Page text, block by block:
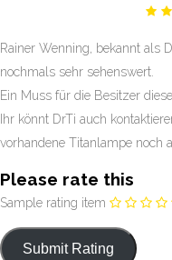
Rainer Wenning, bekannt als
nochmals sehr sehenswert.
Ein Muss für die Besitzer
Ihr könnt DrTi auch
vorhandene Titanlampe noch
Please rate this
Sample rating item